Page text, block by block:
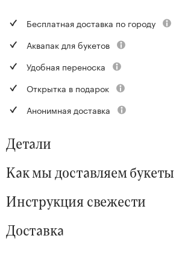
Бесплатная доставка по городу
Аквапак для букетов
Удобная переноска
Открытка в подарок
Анонимная доставка
Детали
Как мы доставляем букеты
Инструкция свежести
Доставка